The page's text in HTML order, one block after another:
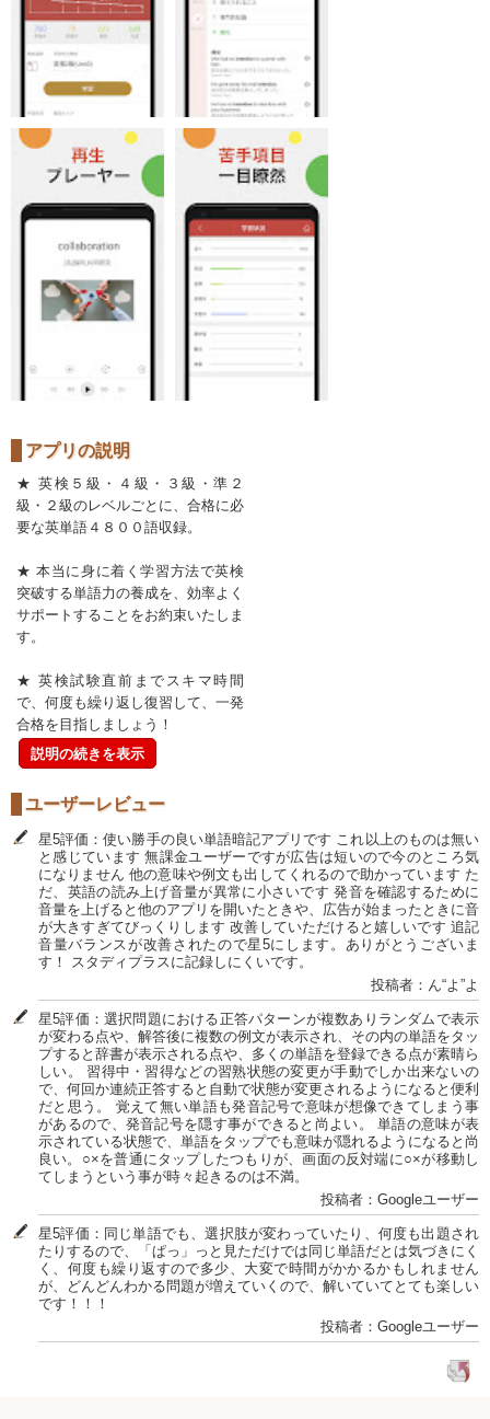
アプリの説明
★ 英検５級・４級・３級・準２
級・２級のレベルごとに、合格に必
要な英単語４８００語収録。
★ 本当に身に着く学習方法で英検
突破する単語力の養成を、効率よく
サポートすることをお約束いたしま
す。
★ 英検試験直前までスキマ時間
で、何度も繰り返し復習して、一発
合格を目指しましょう！
説明の続きを表示
ユーザーレビュー
星5評価：使い勝手の良い単語暗記アプリです これ以上のものは無い
と感じています 無課金ユーザーですが広告は短いので今のところ気
になりません 他の意味や例文も出してくれるので助かっています た
だ、英語の読み上げ音量が異常に小さいです 発音を確認するために
音量を上げると他のアプリを開いたときや、広告が始まったときに音
が大きすぎてびっくりします 改善していただけると嬉しいです 追記
音量バランスが改善されたので星5にします。ありがとうございま
す！ スタディプラスに記録しにくいです。
投稿者：ん“よ”よ
星5評価：選択問題における正答パターンが複数ありランダムで表示
が変わる点や、解答後に複数の例文が表示され、その内の単語をタッ
プすると辞書が表示される点や、多くの単語を登録できる点が素晴ら
しい。 習得中・習得などの習熟状態の変更が手動でしか出来ないの
で、何回か連続正答すると自動で状態が変更されるようになると便利
だと思う。 覚えて無い単語も発音記号で意味が想像できてしまう事
があるので、発音記号を隠す事ができると尚よい。 単語の意味が表
示されている状態で、単語をタップでも意味が隠れるようになると尚
良い。○×を普通にタップしたつもりが、画面の反対端に○×が移動し
てしまうという事が時々起きるのは不満。
投稿者：Googleユーザー
星5評価：同じ単語でも、選択肢が変わっていたり、何度も出題され
たりするので、「ぱっ」っと見ただけでは同じ単語だとは気づきにく
く、何度も繰り返すので多少、大変で時間がかかるかもしれません
が、どんどんわかる問題が増えていくので、解いていてとても楽しい
です！！！
投稿者：Googleユーザー